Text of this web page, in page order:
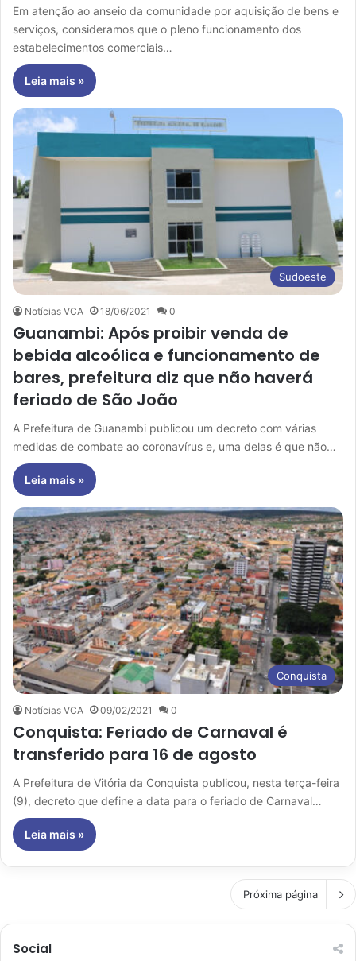
Em atenção ao anseio da comunidade por aquisição de bens e
serviços, consideramos que o pleno funcionamento dos
estabelecimentos comerciais…
Leia mais »
Sudoeste
Notícias VCA 18/06/2021 0
Guanambi: Após proibir venda de
bebida alcoólica e funcionamento de
bares, prefeitura diz que não haverá
feriado de São João
A Prefeitura de Guanambi publicou um decreto com várias
medidas de combate ao coronavírus e, uma delas é que não…
Leia mais »
Conquista
Notícias VCA 09/02/2021 0
Conquista: Feriado de Carnaval é
transferido para 16 de agosto
A Prefeitura de Vitória da Conquista publicou, nesta terça-feira
(9), decreto que define a data para o feriado de Carnaval…
Leia mais »
Próxima página
Social